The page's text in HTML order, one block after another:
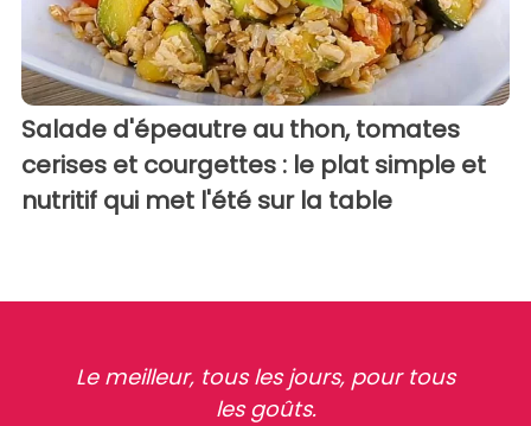
Salade d'épeautre au thon, tomates
cerises et courgettes : le plat simple et
nutritif qui met l'été sur la table
Le meilleur, tous les jours, pour tous
les goûts.